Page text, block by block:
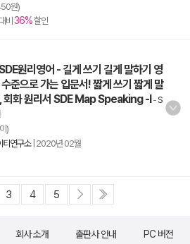
원)
비 36%할인
원리영어 - 길게 쓰기 길게 말하기 영
준으로 가는 입문서! 짧게 쓰기 짧게 말
회화 원리서 SDE Map Speaking -Ⅰ -S
)
티연구소| 2020년 02월
3 4 5
회사 소개 출판사 안내 PC 버전